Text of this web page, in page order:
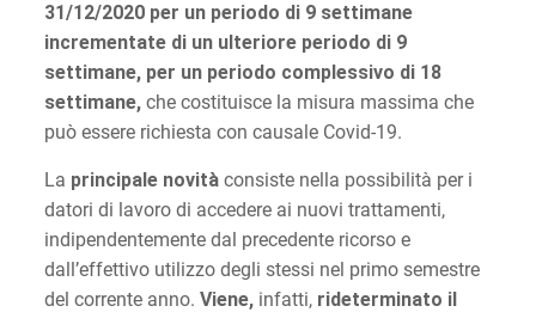
31/12/2020 per un periodo di 9 settimane
incrementate di un ulteriore periodo di 9
settimane, per un periodo complessivo di 18
settimane,che costituisce la misura massima che
può essere richiesta con causale Covid-19.
La principale novitàconsiste nella possibilità per i
datori di lavoro di accedere ai nuovi trattamenti,
indipendentemente dal precedente ricorso e
dall’effettivo utilizzo degli stessi nel primo semestre
del corrente anno. Viene,infatti, rideterminato il